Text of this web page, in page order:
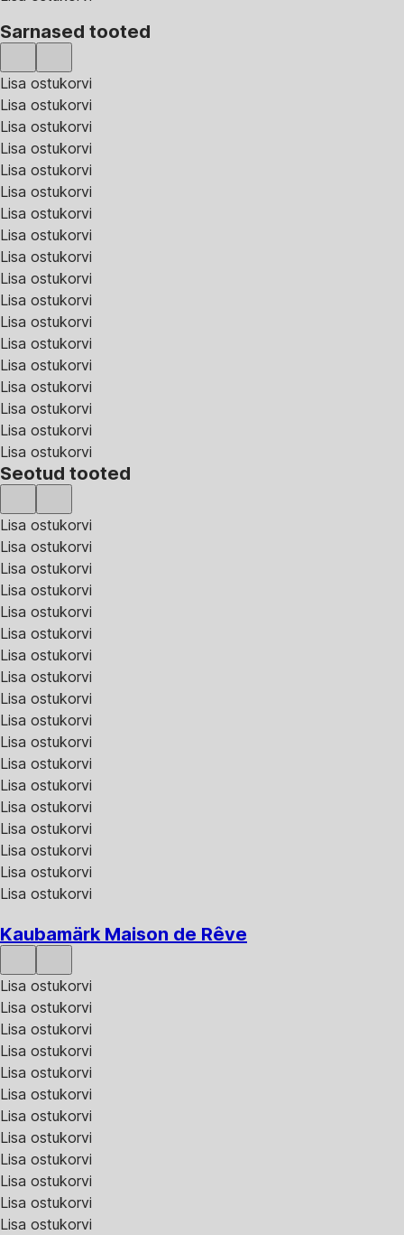
Sarnased tooted
Lisa ostukorvi
Lisa ostukorvi
Lisa ostukorvi
Lisa ostukorvi
Lisa ostukorvi
Lisa ostukorvi
Lisa ostukorvi
Lisa ostukorvi
Lisa ostukorvi
Lisa ostukorvi
Lisa ostukorvi
Lisa ostukorvi
Lisa ostukorvi
Lisa ostukorvi
Lisa ostukorvi
Lisa ostukorvi
Lisa ostukorvi
Lisa ostukorvi
Seotud tooted
Lisa ostukorvi
Lisa ostukorvi
Lisa ostukorvi
Lisa ostukorvi
Lisa ostukorvi
Lisa ostukorvi
Lisa ostukorvi
Lisa ostukorvi
Lisa ostukorvi
Lisa ostukorvi
Lisa ostukorvi
Lisa ostukorvi
Lisa ostukorvi
Lisa ostukorvi
Lisa ostukorvi
Lisa ostukorvi
Lisa ostukorvi
Lisa ostukorvi
Kaubamärk Maison de Rêve
Lisa ostukorvi
Lisa ostukorvi
Lisa ostukorvi
Lisa ostukorvi
Lisa ostukorvi
Lisa ostukorvi
Lisa ostukorvi
Lisa ostukorvi
Lisa ostukorvi
Lisa ostukorvi
Lisa ostukorvi
Lisa ostukorvi